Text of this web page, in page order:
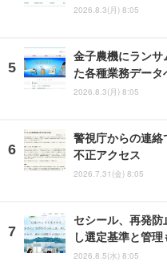
2026.8.3(月) 8:05
金子農機にラン
た各種業務デー
2026.8.3(月) 8:05
警視庁からの連
不正アクセス
2026.7.31(金) 8:05
セシール、再発
し選定基準と管理
2026.8.5(水) 8:05